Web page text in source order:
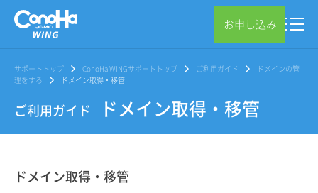
お申し込み
サポートトップ ConoHa WINGサポートトップ ご利用ガイド
ドメインの管
理をする
ドメイン取得・移管
ご利用ガイド ドメイン取得・移管
ドメイン取得・移管